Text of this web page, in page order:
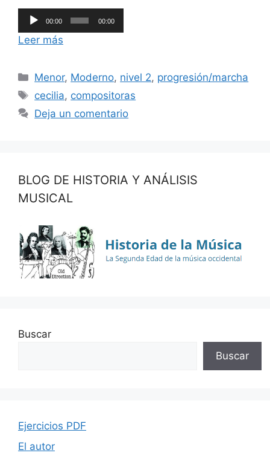
Reproductor
de
audio
00:00 00:00
Leer más
Categorías
Menor, Moderno, nivel 2, progresión/marcha
Etiquetas
cecilia, compositoras
Deja un comentario
BLOG DE HISTORIA Y ANÁLISIS
MUSICAL
Buscar
Buscar
Ejercicios PDF
El autor